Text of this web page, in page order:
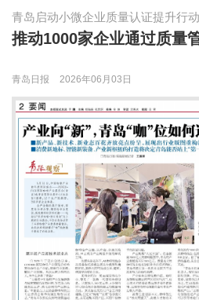
青岛启动小微企业质量认证提升
推动1000家企业通过质量
青岛日报 2026年06月03日